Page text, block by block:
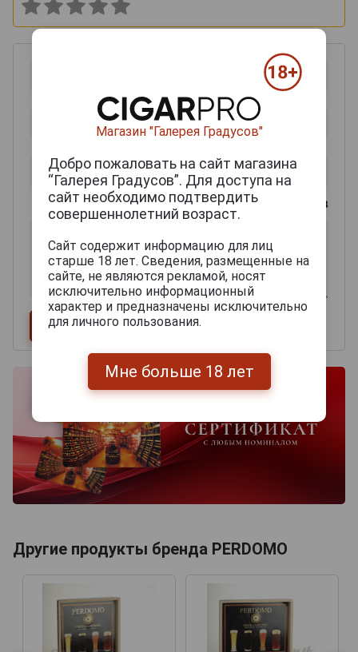
0из 2000 знаков
Другие продукты бренда PERDOMO
Магазин "Галерея Градусов"
Добро пожаловать на сайт магазина
“Галерея Градусов”. Для доступа на
сайт необходимо подтвердить
совершеннолетний возраст.
Сайт содержит информацию для лиц
старше 18 лет. Сведения, размещенные на
сайте, не являются рекламой, носят
исключительно информационный
характер и предназначены исключительно
для личного пользования.
Мне больше 18 лет